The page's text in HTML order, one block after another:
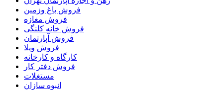
فروش باغ وزمین
فروش مغازه
فروش خانه کلنگی
فروش آپارتمان
فروش ویلا
کارگاه و کارخانه
فروش دفتر کار
مستغلات
انبوه سازان